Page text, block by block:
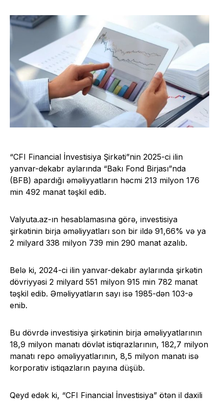
“CFI Financial İnvestisiya Şirkəti”nin 2025-ci ilin
yanvar-dekabr aylarında “Bakı Fond Birjası”nda
(BFB) apardığı əməliyyatların həcmi 213 milyon 176
min 492 manat təşkil edib.
Valyuta.az-ın hesablamasına görə, investisiya
şirkətinin birja əməliyyatları son bir ildə 91,66% və ya
2 milyard 338 milyon 739 min 290 manat azalıb.
Belə ki, 2024-ci ilin yanvar-dekabr aylarında şirkətin
dövriyyəsi 2 milyard 551 milyon 915 min 782 manat
təşkil edib. Əməliyyatların sayı isə 1985-dən 103-ə
enib.
Bu dövrdə investisiya şirkətinin birja əməliyyatlarının
18,9 milyon manatı dövlət istiqrazlarının, 182,7 milyon
manatı repo əməliyyatlarının, 8,5 milyon manatı isə
korporativ istiqazların payına düşüb.
Qeyd edək ki, “CFI Financial İnvestisiya” ötən il daxili